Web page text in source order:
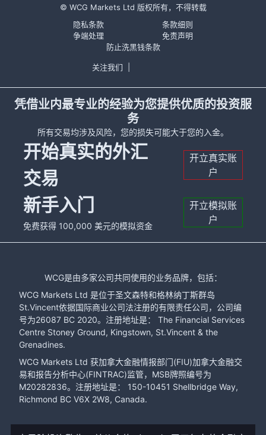
© WCG Markets Ltd 版权所有，不得转载
隐私条款
条款细则
争端处理
免责声明
防止洗黑钱条款
关注我们
凭借业内最专业的经验为您提供优质的投资服
务
所有交易均涉及风险，您的损失可能大于您的入金。
开始真实的外汇
交易
开立真实账
户
新手入门
免费获得 100,000 美元的模拟资金
开立模拟账
户
WCG是由多家公司共同使用的业务品牌，包括：
WCG Markets Ltd 是位于圣文森特和格林纳丁斯群岛
St.Vincent依据国际商业公司法注册的有限责任公司，公司编
号为26087 BC 2020。注册地址是： The Financial Services
Centre Stoney Ground, Kingstown, St.Vincent & the
Grenadines.
WCG Markets Ltd 获加拿大金融情报部门(FIU)加拿大金融交
易和报告分析中心(FINTRAC)监管，MSB牌照编号为
M20282836。注册地址是： 150-10451 Shellbridge Way,
Richmond BC V6X 2W8, Canada.